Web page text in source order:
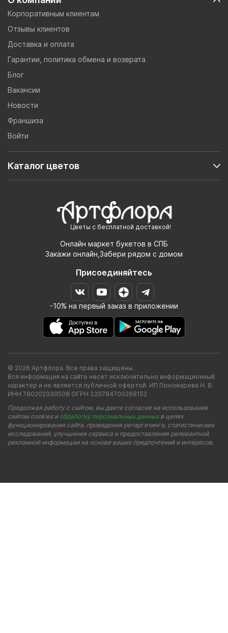
Цветы с бесплатной доставкой!
Онлайн маркет букетов в СПБ
Закажи онлайн,Забери рядом с домом
Присоединяйтесь
-10% на первый заказ в приложении
Корпоративным клиентам
Отзывы клиентов
Доставка и оплата
Гарантии, политика обмена и возврата
Блог
Вакансии
Новости
Франшиза
Войти
Каталог цветов
© 2026 Артфлора. Все права защищены.
Вся информация на сайте несет исключительно информационный
характер и не является публичной офертой. ИП Пономарева Н. В.
ИНН 780202390508 ОГРН 320784700288152
Продолжая работу с сайтом, вы даете согласие на использование
сайтом cookies и обработку персональных данныхв целях
функционирования сайта, проведения ретаргетинга, статистических
исследований, улучшения сервиса и предоставления релевантной
рекламной информации на основе ваших предпочтений и интересов.